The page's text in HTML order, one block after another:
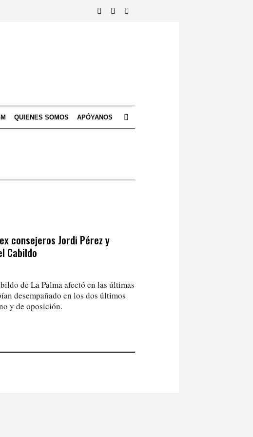
QUIENES SOMOS APÓYANOS
consejeros Jordi Pérez y
Cabildo
de La Palma afectó en las últimas
desempañado en los dos últimos
y de oposición.